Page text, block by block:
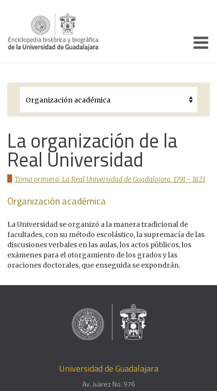
Períodos Históricos
Biografías
Galería
Documentos institucionales
La organización de la
Real Universidad
Tomo primero. La Real Universidad de Guadalajara, 1791 - 1821
Organización académica
La Universidad se organizó a la manera tradicional de
facultades, con su método escolástico, la supremacía de las
discusiones verbales en las aulas, los actos públicos, los
exámenes para el otorgamiento de los grados y las
oraciones doctorales, que enseguida se expondrán.
Universidad de Guadalajara
Av. Juárez No. 976